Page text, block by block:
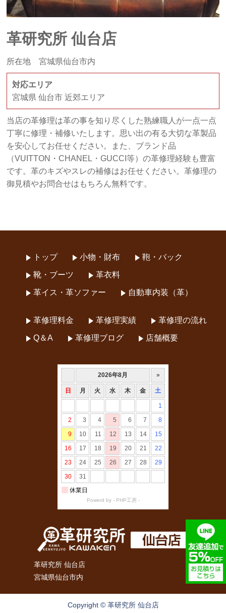
革研究所 仙台店
所在地 宮城県仙台市内
対応エリア
宮城県 仙台市 近郊エリア
当店の革修理は革の事を知り尽くした熟練職人が一点一点
丁寧に修理・補修いたします。思い出の有る大切な革製品
を安心してお任せください。また、ブランド品
（VUITTON・CHANEL・GUCCI等）の革修理経験も豊富
です。革のキズやスレの補修はお任せください。革修理の
御見積やお問合せはもちろん無料です。
トップ 小物・財布 鞄・バック
靴・ブーツ 革衣料
革イス・革ソファー 自動車内装（革）
革修理料金 革修理実績 革修理の流れ
Q＆A 革修理ブログ 店舗概要
革研究所 仙台店
宮城県仙台市内
Copyright © 革研究所 仙台店